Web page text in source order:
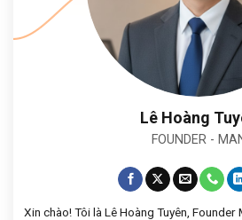
Lê Hoàng
FOUNDER -
Xin chào! Tôi là Lê Hoàng Tuyên,